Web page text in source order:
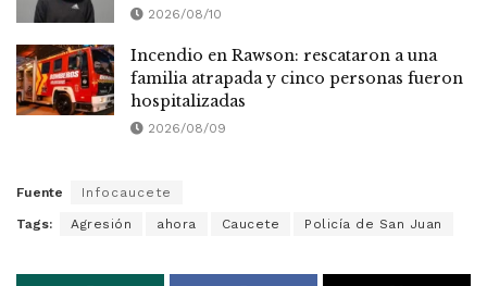
2026/08/10
Incendio en Rawson: rescataron a una
familia atrapada y cinco personas fueron
hospitalizadas
2026/08/09
Fuente Infocaucete
Tags: Agresión ahora Caucete Policía de San Juan